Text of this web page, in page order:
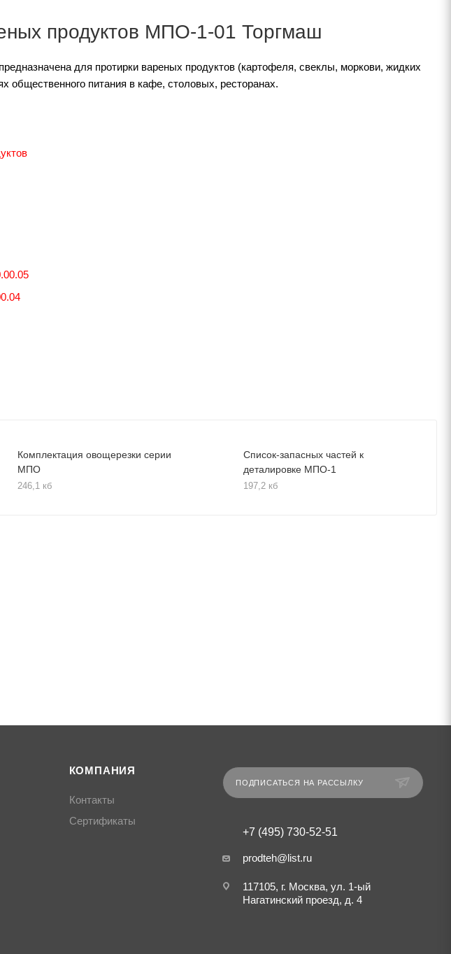
продуктов МПО-1-01 Торгмаш
предназначена для протирки вареных продуктов (картофеля, свеклы, моркови, жидких
общественного питания в кафе, столовых, ресторанах.
Комплектация овощерезки серии
МПО
246,1 кб
Список-запасных частей к
деталировке МПО-1
197,2 кб
КОМПАНИЯ
Контакты
Сертификаты
ПОДПИСАТЬСЯ НА РАССЫЛКУ
+7 (495) 730-52-51
prodteh@list.ru
117105, г. Москва, ул. 1-ый
Нагатинский проезд, д. 4